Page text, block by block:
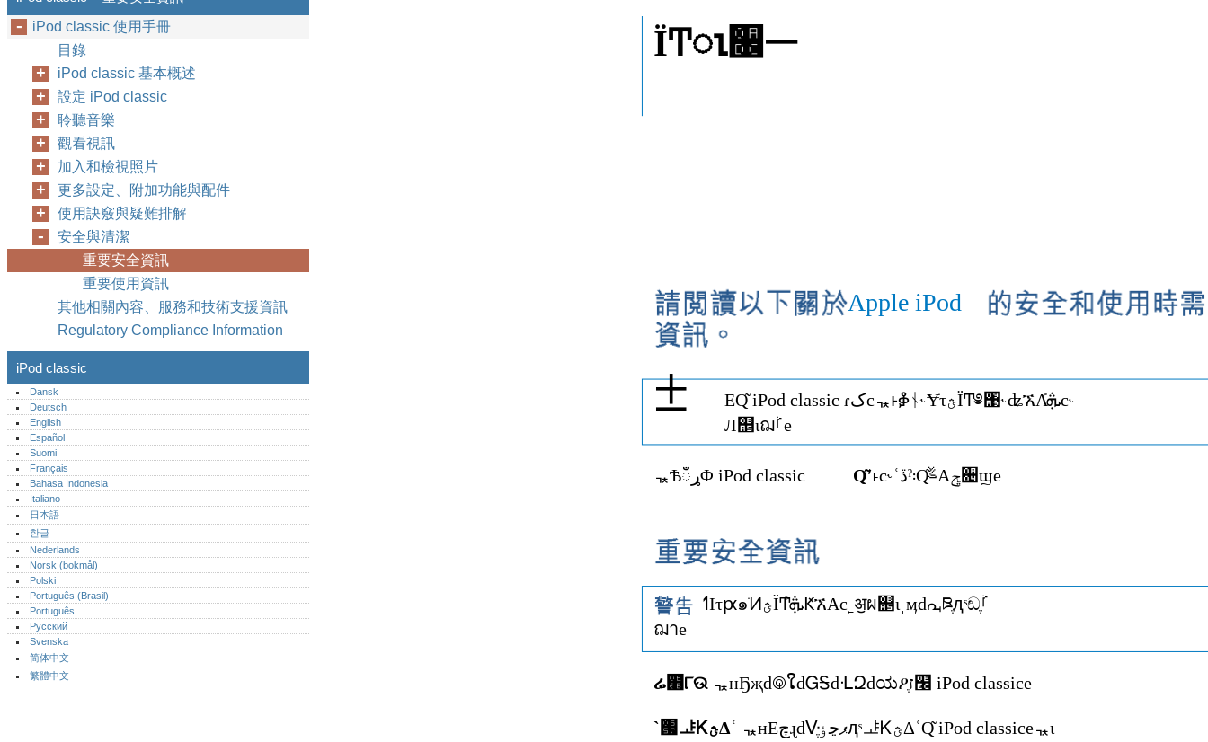
ΪͲၤ૜ᅳ
Apple iPod
ᇼѢഁړΦ iPod classic Ԛ͂ʹ˫ c˞ʿڏˀ܃Ԛ͂ࣂАݯ਄ϣe
ሬ๫୮ଉ ᇼʜҔҗd࿃ໃdᏀᎦdᒶԶdಯዖֶז໬ iPod classice
ˋ՗ᅸᏦؿΔʿ
ᇼʜΕچɻdᐻޕڃٶֶԯˢᅸᏦؿΔʿԚ͂ iPod classiceᇼɩ
±
ΕԚ͂ iPod classic ɾکcᇼͱቇᚾ˞ɎֺτؿΪͲ༅঩˞ʥኧАܞ͐c˞
Л஥ιฌࡻe
ߗӀτԗ๑ֺͶؿΪͲܞ͐ԞኧАc˿ॶผ஥ιˌӎdᘩཋֶԯˢඬࡻֶ
ฌาe
iPod classic 使用手冊
目錄
iPod classic 基本概述
設定 iPod classic
聆聽音樂
觀看視訊
加入和檢視照片
更多設定、附加功能與配件
使用訣竅與疑難排解
安全與清潔
重要安全資訊
重要使用資訊
其他相關內容、服務和技術支援資訊
Regulatory Compliance Information
iPod classic
Dansk
Deutsch
English
Español
Suomi
Français
Bahasa Indonesia
Italiano
日本語
한글
Nederlands
Norsk (bokmål)‎
Polski
Português (Brasil)
Português‎
Русский
Svenska
简体中文
繁體中文